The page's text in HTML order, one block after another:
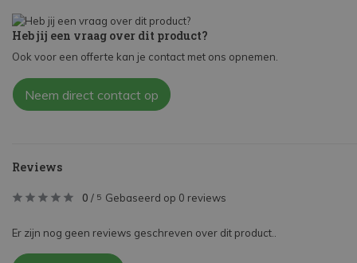
Heb jij een vraag over dit product?
Ook voor een offerte kan je contact met ons opnemen.
Neem direct contact op
Reviews
0 / 5 Gebaseerd op 0 reviews
Er zijn nog geen reviews geschreven over dit product..